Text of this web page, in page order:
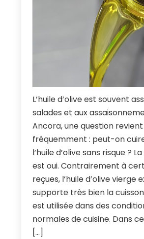
L’huile d’olive est souvent
salades et aux
Ancora,une question revient
fréquemment : peut-on
l’huile d’olive sans risque?
est oui.Contrairement à
reçues, l’huile d’olive vierge
supporte très bien la
est utilisée dans des
normales de cuisine. Dans
[…]